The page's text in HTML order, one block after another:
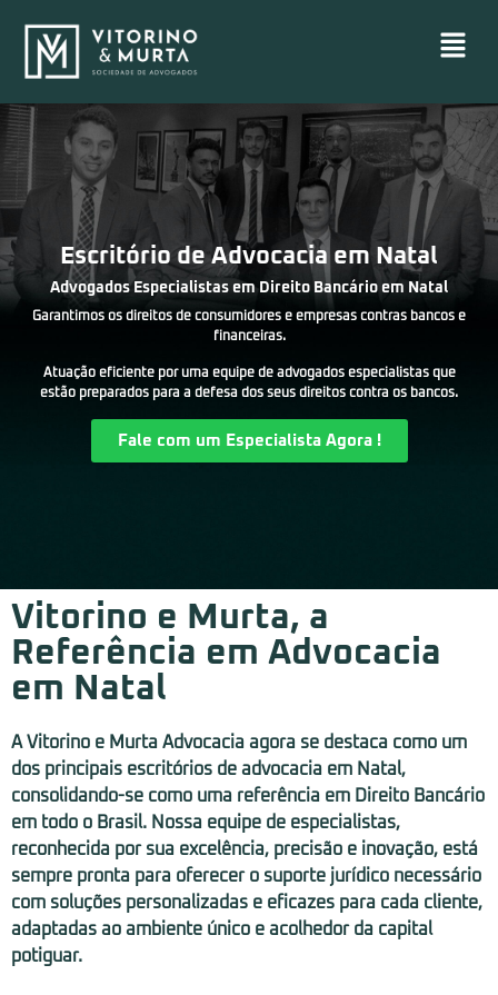
Escritório de Advocacia em Natal
Advogados Especialistas em Direito Bancário em Natal
Garantimos os direitos de consumidores e empresas contras bancos e
financeiras.
Atuação eficiente por uma equipe de advogados especialistas que
estão preparados para a defesa dos seus direitos contra os bancos.
Fale com um Especialista Agora !
Vitorino e Murta, a
Referência em Advocacia
em Natal
A Vitorino e Murta Advocacia agora se destaca como um
dos principais escritórios de advocacia em Natal,
consolidando-se como uma referência em Direito Bancário
em todo o Brasil. Nossa equipe de especialistas,
reconhecida por sua excelência, precisão e inovação, está
sempre pronta para oferecer o suporte jurídico necessário
com soluções personalizadas e eficazes para cada cliente,
adaptadas ao ambiente único e acolhedor da capital
potiguar.